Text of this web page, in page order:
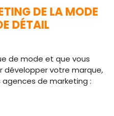
DE LA MODE
DÉTAIL
de mode et que vous
développer votre marque,
de marketing :